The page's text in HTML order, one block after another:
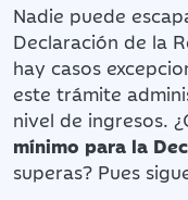
Nadie puede
Declaración de la
hay casos
este trámite
nivel de ingresos.
mínimo para la
superas? Pues